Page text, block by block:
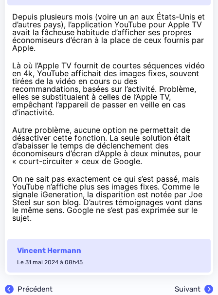
Depuis plusieurs mois (voire un an aux États-Unis et
d’autres pays), l’application YouTube pour Apple TV
avait la fâcheuse habitude d’afficher ses propres
économiseurs d’écran à la place de ceux fournis par
Apple.
Là où l’Apple TV fournit de courtes séquences vidéo
en 4k, YouTube affichait des images fixes, souvent
tirées de la vidéo en cours ou des
recommandations, basées sur l’activité. Problème,
elles se substituaient à celles de l’Apple TV,
empêchant l’appareil de passer en veille en cas
d’inactivité.
Autre problème, aucune option ne permettait de
désactiver cette fonction. La seule solution était
d’abaisser le temps de déclenchement des
économiseurs d’écran d’Apple à deux minutes, pour
« court-circuiter » ceux de Google.
On ne sait pas exactement ce qui s’est passé, mais
YouTube n’affiche plus ses images fixes. Comme le
signale iGeneration, la disparition est notée par Joe
Steel sur son blog. D’autres témoignages vont dans
le même sens. Google ne s’est pas exprimée sur le
sujet.
Vincent Hermann
Le 31 mai 2024 à 08h45
Précédent Suivant